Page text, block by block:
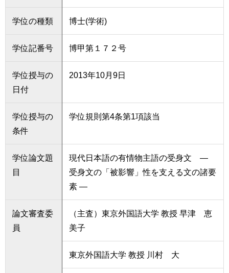
学位の種類 博士(学術)
学位記番号 博甲第１７２号
学位授与の
日付
2013年10月9日
学位授与の
条件
学位規則第4条第1項該当
学位論文題
目
現代日本語の有情物主語の受身文 ―
受身文の「被影響」性を支える文の諸要
素 ―
論文審査委
員
（主査）東京外国語大学 教授 早津 恵
美子
東京外国語大学 教授 川村 大